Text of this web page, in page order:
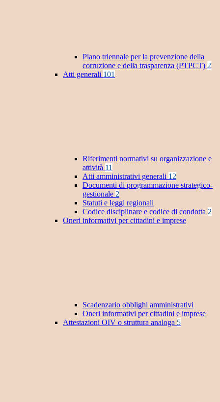
Piano triennale per la prevenzione della
corruzione e della trasparenza (PTPCT) 2
Atti generali 101
Riferimenti normativi su organizzazione e
attività 11
Atti amministrativi generali 12
Documenti di programmazione strategico-
gestionale 2
Statuti e leggi regionali
Codice disciplinare e codice di condotta 2
Oneri informativi per cittadini e imprese
Scadenzario obblighi amministrativi
Oneri informativi per cittadini e imprese
Attestazioni OIV o struttura analoga 5